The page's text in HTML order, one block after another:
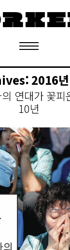
정기구독 신청
2016
연대가 꽃피
10년